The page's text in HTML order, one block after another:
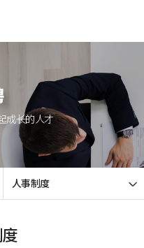
成长的人才
人事制度